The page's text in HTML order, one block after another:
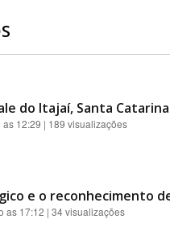
do Itajaí, Santa
as 12:29 | 189 visualizações
e o reconhecimento
as 17:12 | 34 visualizações